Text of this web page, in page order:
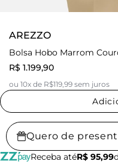
AREZZO
Bolsa Hobo Marrom
R$ 1.199,90
ou 10x de R$119,99 sem juros
Quero de
Receba atéR$ 95,99